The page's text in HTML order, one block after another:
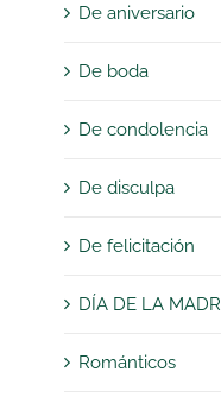
De aniversario
De boda
De condolencia
De disculpa
De felicitación
DÍA DE LA
Románticos